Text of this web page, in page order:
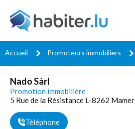
Accueil Promoteurs immobiliers
Nado Sàrl
Promotion immobilière
5 Rue de la Résistance L-8262 Mamer
Téléphone